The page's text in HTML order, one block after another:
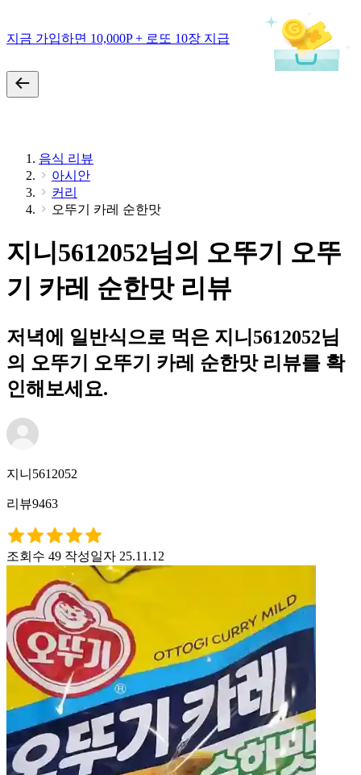
지금 가입하면 10,000P + 로또 10장 지급
음식 리뷰
아시안
커리
오뚜기 카레 순한맛
지니5612052님의 오뚜기 오뚜
기 카레 순한맛 리뷰
저녁에 일반식으로 먹은 지니5612052님
의 오뚜기 오뚜기 카레 순한맛 리뷰를 확
인해보세요.
지니5612052
리뷰9463
조회수 49 작성일자 25.11.12